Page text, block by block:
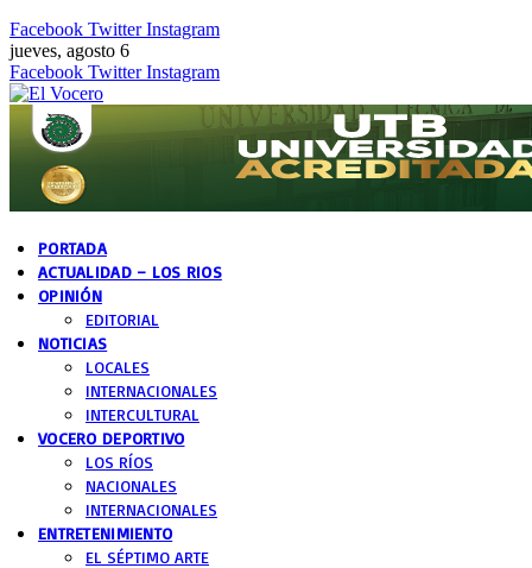
Facebook Twitter Instagram
jueves, agosto 6
Facebook Twitter Instagram
PORTADA
ACTUALIDAD – LOS RIOS
OPINIÓN
EDITORIAL
NOTICIAS
LOCALES
INTERNACIONALES
INTERCULTURAL
VOCERO DEPORTIVO
LOS RÍOS
NACIONALES
INTERNACIONALES
ENTRETENIMIENTO
EL SÉPTIMO ARTE